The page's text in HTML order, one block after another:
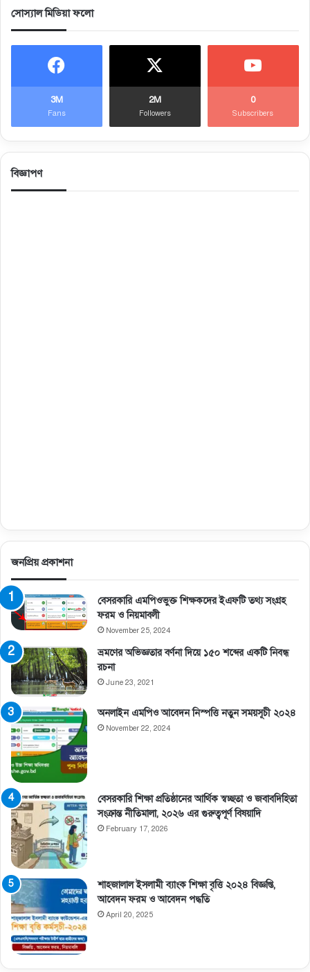
সোস্যাল মিডিয়া ফলো
3M
Fans
2M
Followers
0
Subscribers
বিজ্ঞাপণ
জনপ্রিয় প্রকাশনা
বেসরকারি এমপিওভুক্ত শিক্ষকদের ইএফটি তথ্য সংগ্রহ
ফরম ও নিয়মাবলী
November 25, 2024
ভ্রমণের অভিজ্ঞতার বর্ণনা দিয়ে ১৫০ শব্দের একটি নিবন্ধ
রচনা
June 23, 2021
অনলাইন এমপিও আবেদন নিস্পত্তি নতুন সময়সূচী ২০২৪
November 22, 2024
বেসরকারি শিক্ষা প্রতিষ্ঠানের আর্থিক স্বচ্ছতা ও জবাবদিহিতা
সংক্রান্ত নীতিমালা, ২০২৬ এর গুরুত্বপূর্ণ বিষয়াদি
February 17, 2026
শাহজালাল ইসলামী ব্যাংক শিক্ষা বৃত্তি ২০২৪ বিজ্ঞপ্তি,
আবেদন ফরম ও আবেদন পদ্ধতি
April 20, 2025